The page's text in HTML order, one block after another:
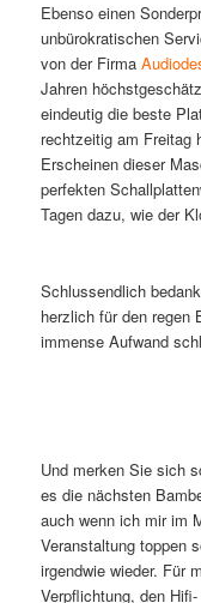
Ebenso einen
unbürokratischen
von der Firma
Jahren
eindeutig die beste
rechtzeitig am Freitag
Erscheinen dieser
perfekten
Tagen dazu, wie der
Schlussendlich
herzlich für den regen
immense Aufwand
Und merken Sie sich
es die nächsten
auch wenn ich mir im
Veranstaltung toppen
irgendwie wieder. Für
Verpflichtung, den